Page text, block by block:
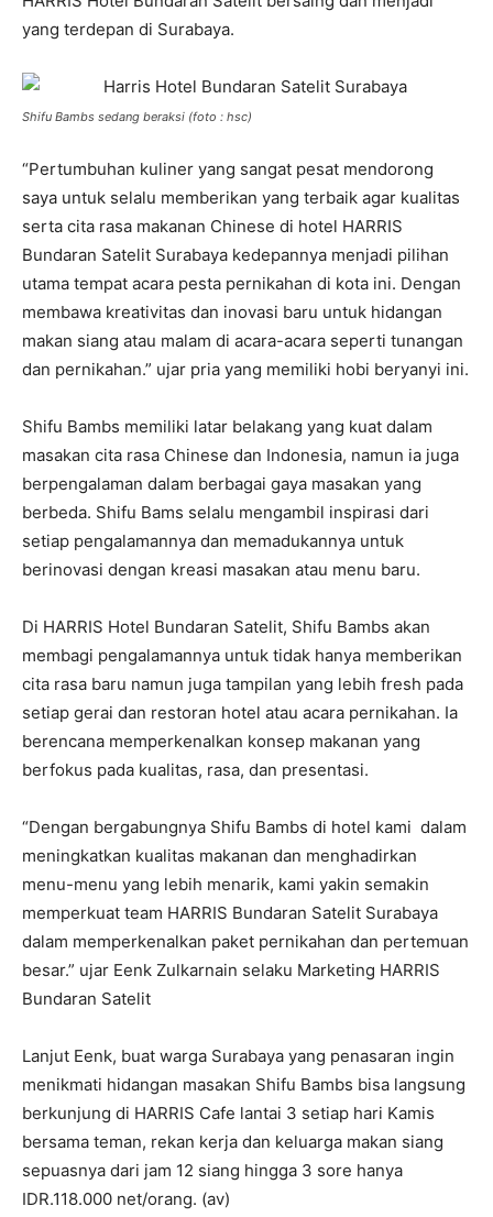
yang terdepan di Surabaya.
Shifu Bambs sedang beraksi (foto : hsc)
“Pertumbuhan kuliner yang sangat pesat mendorong
saya untuk selalu memberikan yang terbaik agar kualitas
serta cita rasa makanan Chinese di hotel HARRIS
Bundaran Satelit Surabaya kedepannya menjadi pilihan
utama tempat acara pesta pernikahan di kota ini. Dengan
membawa kreativitas dan inovasi baru untuk hidangan
makan siang atau malam di acara-acara seperti tunangan
dan pernikahan.” ujar pria yang memiliki hobi beryanyi ini.
Shifu Bambs memiliki latar belakang yang kuat dalam
masakan cita rasa Chinese dan Indonesia, namun ia juga
berpengalaman dalam berbagai gaya masakan yang
berbeda. Shifu Bams selalu mengambil inspirasi dari
setiap pengalamannya dan memadukannya untuk
berinovasi dengan kreasi masakan atau menu baru.
Di HARRIS Hotel Bundaran Satelit, Shifu Bambs akan
membagi pengalamannya untuk tidak hanya memberikan
cita rasa baru namun juga tampilan yang lebih fresh pada
setiap gerai dan restoran hotel atau acara pernikahan. Ia
berencana memperkenalkan konsep makanan yang
berfokus pada kualitas, rasa, dan presentasi.
“Dengan bergabungnya Shifu Bambs di hotel kami dalam
meningkatkan kualitas makanan dan menghadirkan
menu-menu yang lebih menarik, kami yakin semakin
memperkuat team HARRIS Bundaran Satelit Surabaya
dalam memperkenalkan paket pernikahan dan pertemuan
besar.” ujar Eenk Zulkarnain selaku Marketing HARRIS
Bundaran Satelit
Lanjut Eenk, buat warga Surabaya yang penasaran ingin
menikmati hidangan masakan Shifu Bambs bisa langsung
berkunjung di HARRIS Cafe lantai 3 setiap hari Kamis
bersama teman, rekan kerja dan keluarga makan siang
sepuasnya dari jam 12 siang hingga 3 sore hanya
IDR.118.000 net/orang. (av)